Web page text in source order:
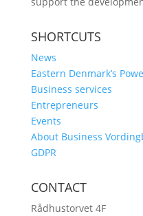
SHORTCUTS
News
Eastern Denmark’s
Business services
Entrepreneurs
Events
About Business
GDPR
CONTACT
Rådhustorvet 4F